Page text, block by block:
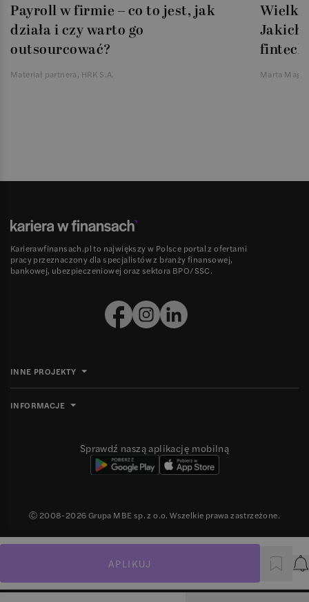
APLIKUJ
Payroll w firmie – co to jest, jak
działa i czy warto go
outsourcować?
Materiał partnera, HRK S.A.
Jakich
Marta
Karierawfinansach.pl to największy w Polsce portal z ofertami
pracy przeznaczony dla specjalistów z branży finansowej,
bankowej, ubezpieczeniowej oraz sektora BPO/SSC.
INNE PROJEKTY
INFORMACJE
Sprawdź naszą aplikację mobilną
Ⓒ 2008-2026Grupa MBE sp. z o.o. Wszelkie prawa zastrzeżone.